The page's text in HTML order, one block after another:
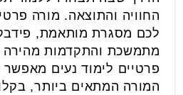
החוויה והתוצאה. מורה
לכם מסגרת מותאמת,
מתמשכת והתקדמות מהירה
פרטיים לימוד נעים
המורה המתאים ביותר,